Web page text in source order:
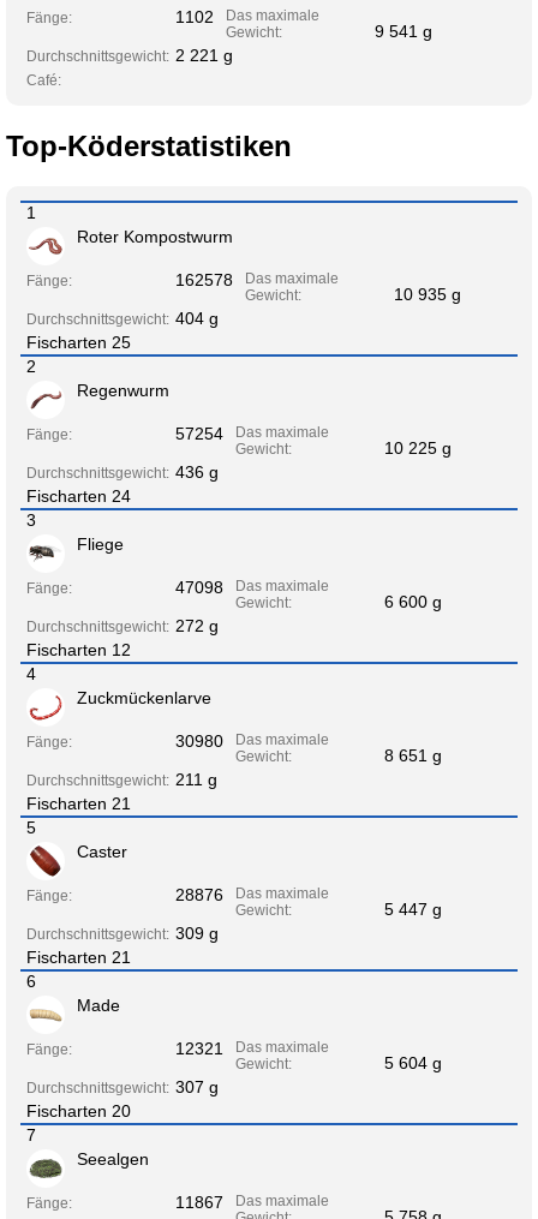
Fänge: 1102
Das maximale
Gewicht:
9 541 g
Durchschnittsgewicht: 2 221 g
Café:
Top-Köderstatistiken
1
Roter Kompostwurm
Fänge: 162578
Das maximale
Gewicht:
10 935 g
Durchschnittsgewicht: 404 g
Fischarten 25
2
Regenwurm
Fänge: 57254
Das maximale
Gewicht:
10 225 g
Durchschnittsgewicht: 436 g
Fischarten 24
3
Fliege
Fänge: 47098
Das maximale
Gewicht:
6 600 g
Durchschnittsgewicht: 272 g
Fischarten 12
4
Zuckmückenlarve
Fänge: 30980
Das maximale
Gewicht:
8 651 g
Durchschnittsgewicht: 211 g
Fischarten 21
5
Caster
Fänge: 28876
Das maximale
Gewicht:
5 447 g
Durchschnittsgewicht: 309 g
Fischarten 21
6
Made
Fänge: 12321
Das maximale
Gewicht:
5 604 g
Durchschnittsgewicht: 307 g
Fischarten 20
7
Seealgen
Fänge: 11867
Das maximale